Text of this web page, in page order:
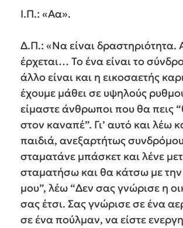
Ι.Π.: «Αα».
Δ.Π.: «Να είναι δραστηριότητα.
έρχεται… Το ένα είναι το
άλλο είναι και η εικοσαετής
έχουμε μάθει σε υψηλούς
είμαστε άνθρωποι που θα πεις
στον καναπέ”. Γι’ αυτό και λέω
παιδιά, ανεξαρτήτως
σταματάνε μπάσκετ και λένε
σταματήσω και θα κάτσω με την
μου”, λέω “Δεν σας γνώρισε η
σας έτσι. Σας γνώρισε σε ένα
σε ένα πούλμαν, να είστε